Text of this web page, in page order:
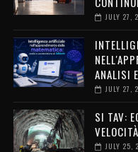
JULY 27,
ANALISI
JULY 27,
SI TAV:
JULY 25,